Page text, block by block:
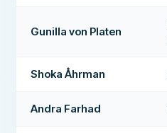
Gunilla von Platen
Shoka Åhrman
Andra Farhad